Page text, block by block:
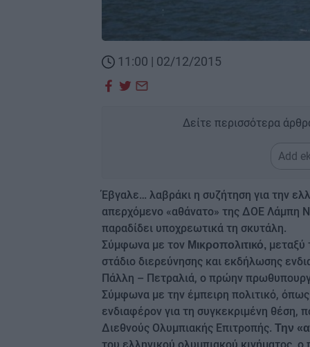
11:00 | 02/12/2015
Δείτε περισσότερα
Add
Έβγαλε… λαβράκι η συζήτηση για την
απερχόμενο «αθάνατο» της ΔΟΕ Λάμπη
παραδίδει υποχρεωτικά τη σκυτάλη.
Σύμφωνα με τον Μικροπολιτικό, μεταξύ
στάδιο διερεύνησης και εκδήλωσης
Πάλλη – Πετραλιά, ο πρώην
Σύμφωνα με την έμπειρη πολιτικό,
ενδιαφέρον για τη συγκεκριμένη θέση,
Διεθνούς Ολυμπιακής Επιτροπής. Την